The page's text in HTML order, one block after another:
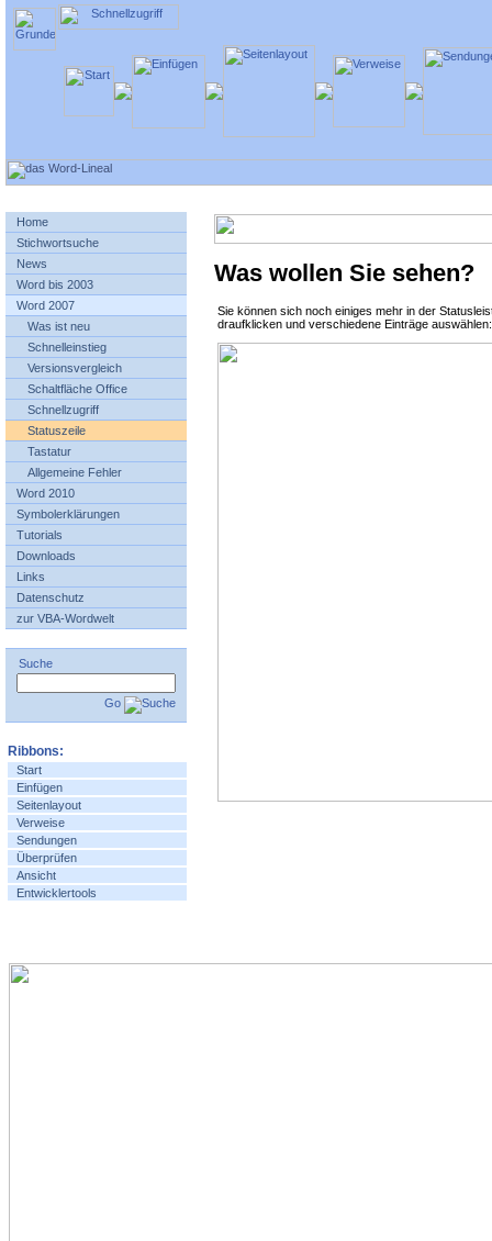
Was wollen Sie sehen?
Sie können sich noch einiges mehr in der
draufklicken und verschiedene Einträge auswählen:
Home
Stichwortsuche
News
Word bis 2003
Word 2007
Was ist neu
Schnelleinstieg
Versionsvergleich
Schaltfläche Office
Schnellzugriff
Statuszeile
Tastatur
Allgemeine Fehler
Word 2010
Symbolerklärungen
Tutorials
Downloads
Links
Datenschutz
zur VBA-Wordwelt
Suche
Go
Ribbons:
Start
Einfügen
Seitenlayout
Verweise
Sendungen
Überprüfen
Ansicht
Entwicklertools